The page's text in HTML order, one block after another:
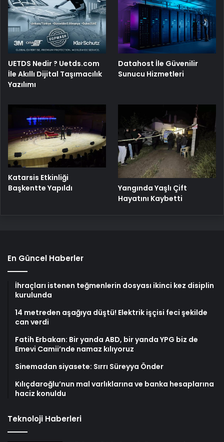
UETDS Nedir ? Uetds.com
İle Akıllı Dijital Taşımacılık
Yazılımı
Datahost İle Güvenilir
Sunucu Hizmetleri
Katarsis Etkinliği
Başkentte Yapıldı
Yangında Yaşlı Çift
Hayatını Kaybetti
En Güncel Haberler
İhraçları istenen teğmenlerin dosyası ikinci kez disiplin
kurulunda
14 metreden aşağıya düştü! Elektrik işçisi feci şekilde
can verdi
Fatih Erbakan: Bir yanda ABD, bir yanda YPG biz de
Emevi Camii’nde namaz kılıyoruz
Sinemadan siyasete: Sırrı Süreyya Önder
Kılıçdaroğlu’nun mal varlıklarına ve banka hesaplarına
haciz konuldu
Teknoloji Haberleri